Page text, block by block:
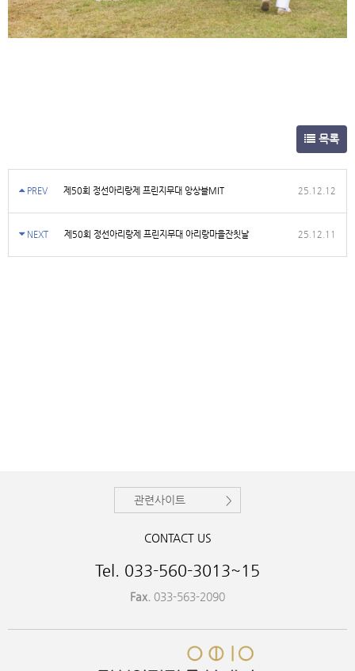
목록
PREV 제50회 정선아리랑제 프린지무대 앙상블MIT 25.12.12
NEXT 제50회 정선아리랑제 프린지무대 아리랑마을잔칫날 25.12.11
관련사이트
CONTACT US
Tel. 033-560-3013~15
Fax. 033-563-2090